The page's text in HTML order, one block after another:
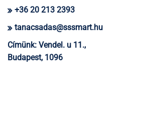
+36 20 213 2393
tanacsadas@sssmart.hu
Címünk: Vendel. u 11.,
Budapest, 1096